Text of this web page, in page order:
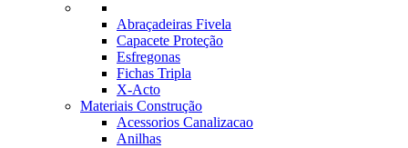
Abraçadeiras Fivela
Capacete Proteção
Esfregonas
Fichas Tripla
X-Acto
Materiais Construção
Acessorios Canalizacao
Anilhas